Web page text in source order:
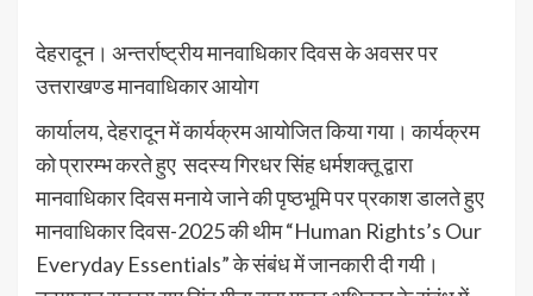
देहरादून। अन्तर्राष्ट्रीय मानवाधिकार दिवस के अवसर पर
उत्तराखण्ड मानवाधिकार आयोग
कार्यालय, देहरादून में कार्यक्रम आयोजित किया गया। कार्यक्रम
को प्रारम्भ करते हुए सदस्य गिरधर सिंह धर्मशक्तू द्वारा
मानवाधिकार दिवस मनाये जाने की पृष्ठभूमि पर प्रकाश डालते हुए
मानवाधिकार दिवस-2025 की थीम “Human Rights’s Our
Everyday Essentials” के संबंध में जानकारी दी गयी।